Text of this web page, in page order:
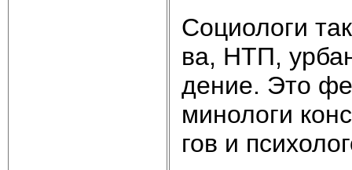
Со­цио­ло­ги
ва, НТП,
де­ние. Это
ми­но­ло­ги
гов и